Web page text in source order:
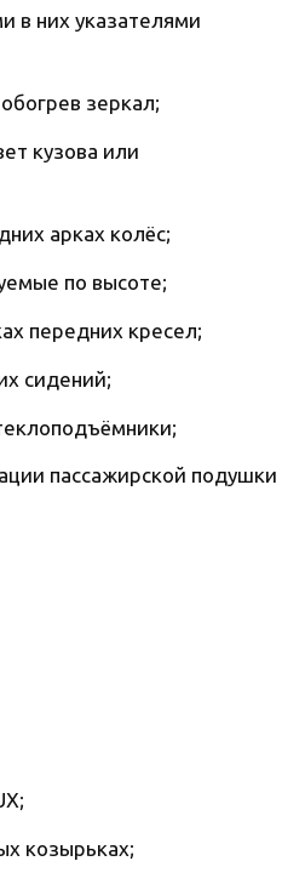
в них указателями
зеркал;
кузова или
арках колёс;
по высоте;
передних кресел;
сидений;
пассажирской подушки
козырьках;